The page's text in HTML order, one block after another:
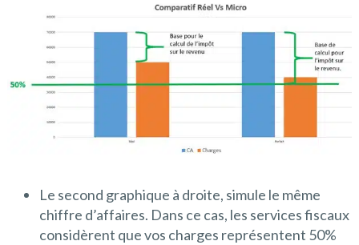
Le second graphique à droite, simule le même
chiffre d’affaires. Dans ce cas, les services fiscaux
considèrent que vos charges représentent 50%